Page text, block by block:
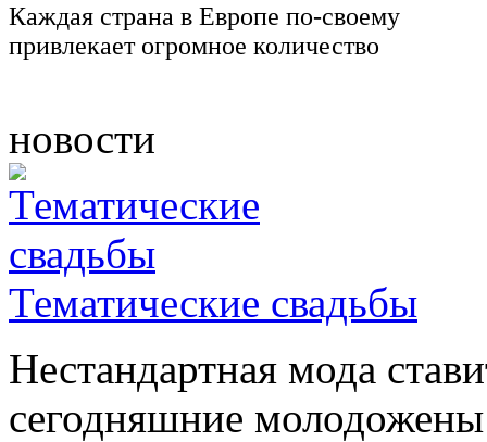
Каждая страна в Европе по-своему
привлекает огромное количество
новости
Тематические свадьбы
Нестандартная мода
сегодняшние